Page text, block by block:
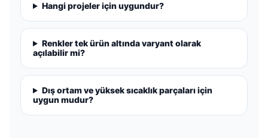
Hangi projeler için uygundur?
Renkler tek ürün altında varyant olarak
açılabilir mi?
Dış ortam ve yüksek sıcaklık parçaları için
uygun mudur?